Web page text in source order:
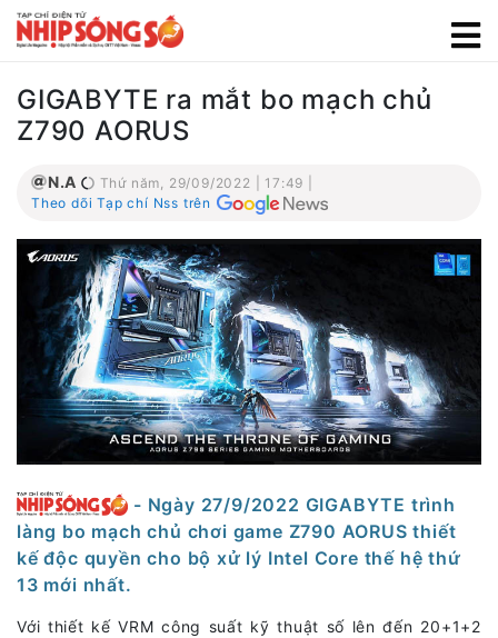
GIGABYTE ra mắt bo mạch chủ
Z790 AORUS
N.A
Thứ năm, 29/09/2022 | 17:49 |
Theo dõi Tạp chí Nss trên
- Ngày 27/9/2022 GIGABYTE trình
làng bo mạch chủ chơi game Z790 AORUS thiết
kế độc quyền cho bộ xử lý Intel Core thế hệ thứ
13 mới nhất.
Với thiết kế VRM công suất kỹ thuật số lên đến 20+1+2